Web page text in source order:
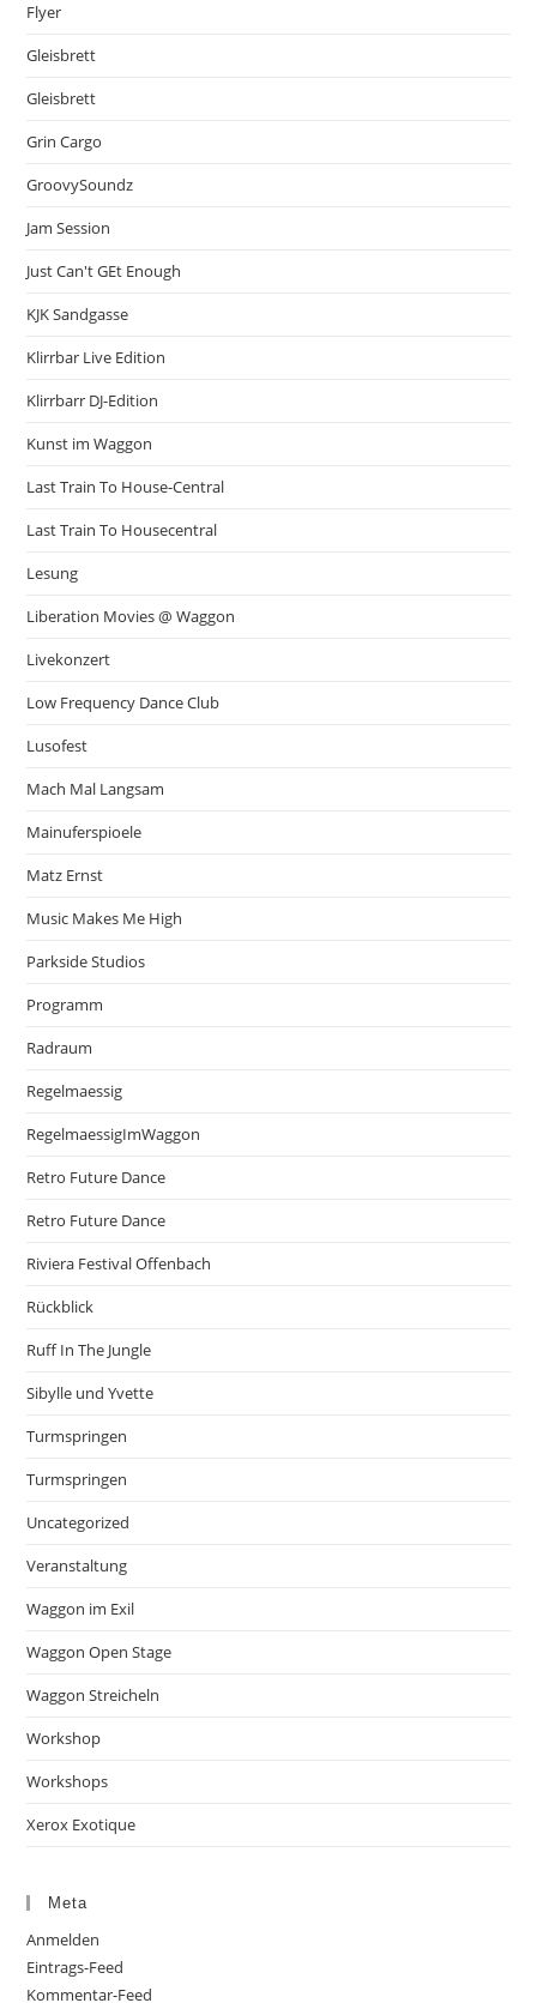
Flyer
Gleisbrett
Gleisbrett
Grin Cargo
GroovySoundz
Jam Session
Just Can't GEt Enough
KJK Sandgasse
Klirrbar Live Edition
Klirrbarr DJ-Edition
Kunst im Waggon
Last Train To House-Central
Last Train To Housecentral
Lesung
Liberation Movies @ Waggon
Livekonzert
Low Frequency Dance Club
Lusofest
Mach Mal Langsam
Mainuferspioele
Matz Ernst
Music Makes Me High
Parkside Studios
Programm
Radraum
Regelmaessig
RegelmaessigImWaggon
Retro Future Dance
Retro Future Dance
Riviera Festival Offenbach
Rückblick
Ruff In The Jungle
Sibylle und Yvette
Turmspringen
Turmspringen
Uncategorized
Veranstaltung
Waggon im Exil
Waggon Open Stage
Waggon Streicheln
Workshop
Workshops
Xerox Exotique
Meta
Anmelden
Eintrags-Feed
Kommentar-Feed